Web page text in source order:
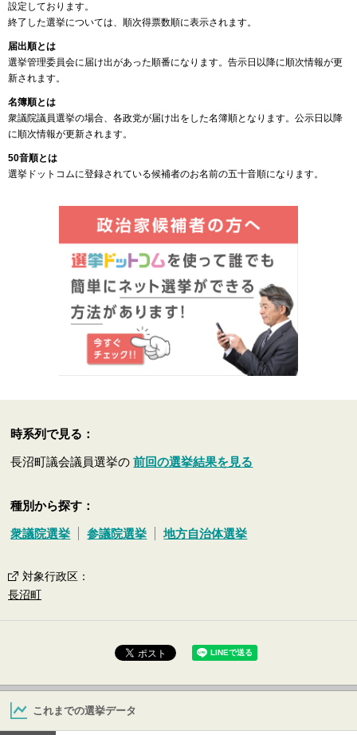
設定しております。
終了した選挙については、順次得票数順に表示されます。
届出順とは
選挙管理委員会に届け出があった順番になります。告示日以降に順次情報が更
新されます。
名簿順とは
衆議院議員選挙の場合、各政党が届け出をした名簿順となります。公示日以降
に順次情報が更新されます。
50音順とは
選挙ドットコムに登録されている候補者のお名前の五十音順になります。
時系列で見る：
長沼町議会議員選挙の前回の選挙結果を見る
種別から探す：
衆議院選挙 参議院選挙 地方自治体選挙
対象行政区 ：
長沼町
これまでの選挙データ